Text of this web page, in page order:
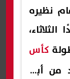
نظيره
كأس
من أبرز